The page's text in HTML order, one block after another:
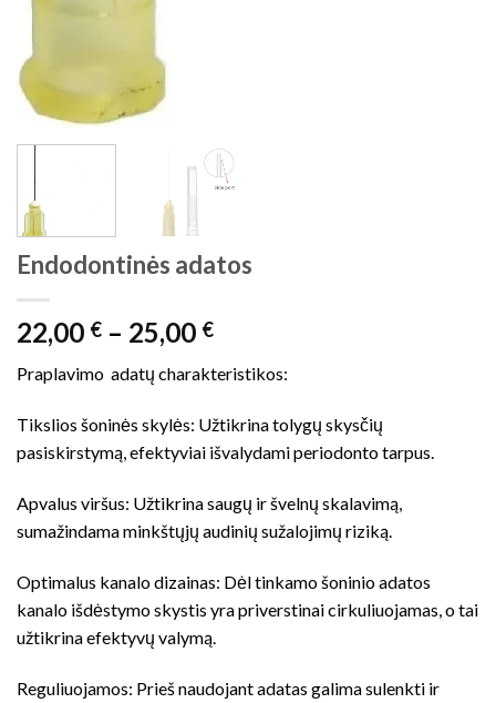
Endodontinės adatos
22,00 € – 25,00 €Price
22,00 €
through
25,00 €
Praplavimo adatų charakteristikos:
Tikslios šoninės skylės: Užtikrina tolygų skysčių
pasiskirstymą, efektyviai išvalydami periodonto tarpus.
Apvalus viršus: Užtikrina saugų ir švelnų skalavimą,
sumažindama minkštųjų audinių sužalojimų riziką.
Optimalus kanalo dizainas: Dėl tinkamo šoninio adatos
kanalo išdėstymo skystis yra priverstinai cirkuliuojamas, o tai
užtikrina efektyvų valymą.
Reguliuojamos: Prieš naudojant adatas galima sulenkti ir